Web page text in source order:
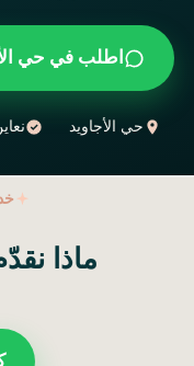
اطلب في حي
حي الأجاويد
ماذا